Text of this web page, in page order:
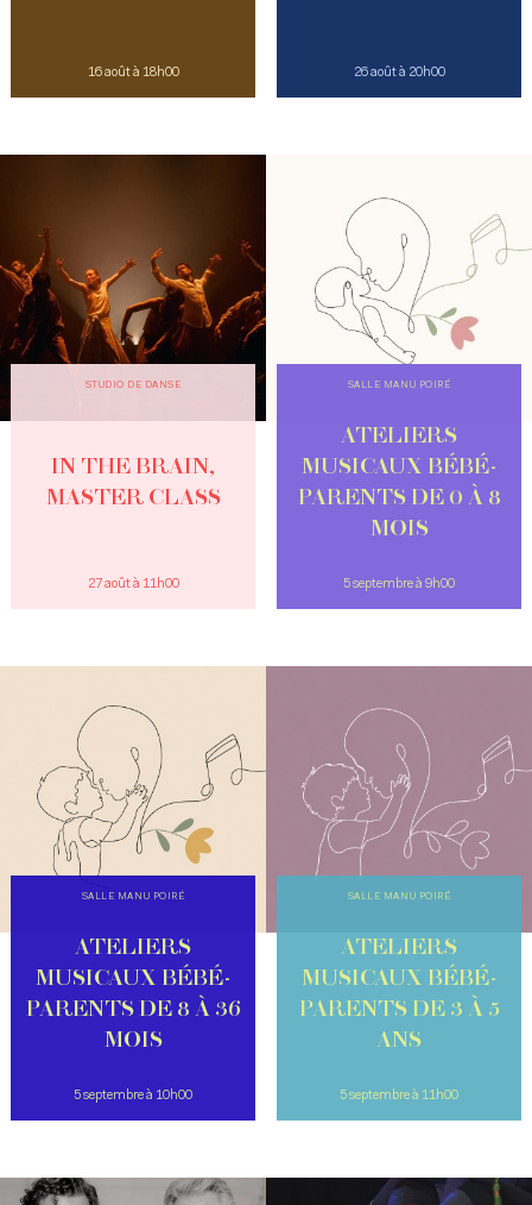
16 août à 18h00 26 août à 20h00
STUDIO DE DANSE
IN THE BRAIN,
MASTER CLASS
27 août à 11h00
SALLE MANU POIRÉ
ATELIERS
MUSICAUX BÉBÉ-
PARENTS DE 0 À 8
MOIS
5 septembre à 9h00
SALLE MANU POIRÉ
ATELIERS
MUSICAUX BÉBÉ-
PARENTS DE 8 À 36
MOIS
5 septembre à 10h00
SALLE MANU POIRÉ
ATELIERS
MUSICAUX BÉBÉ-
PARENTS DE 3 À 5
ANS
5 septembre à 11h00